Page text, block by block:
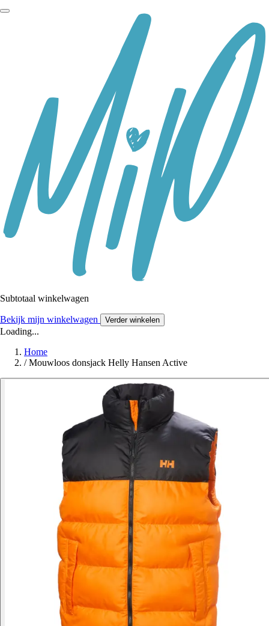
Subtotaal winkelwagen
Bekijk mijn winkelwagen Verder winkelen
Loading...
Home
/ Mouwloos donsjack Helly Hansen Active